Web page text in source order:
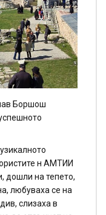
Боршош
н АМТИИ
дошли на тепето,
любуваха се на
слизаха в